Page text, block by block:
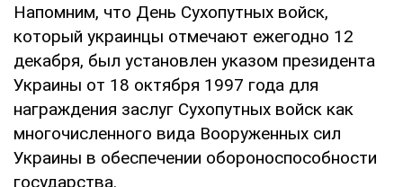
Напомним, что День Сухопутных войск,
который украинцы отмечают ежегодно 12
декабря, был установлен указом президента
Украины от 18 октября 1997 года для
награждения заслуг Сухопутных войск как
многочисленного вида Вооруженных сил
Украины в обеспечении обороноспособности
государства.